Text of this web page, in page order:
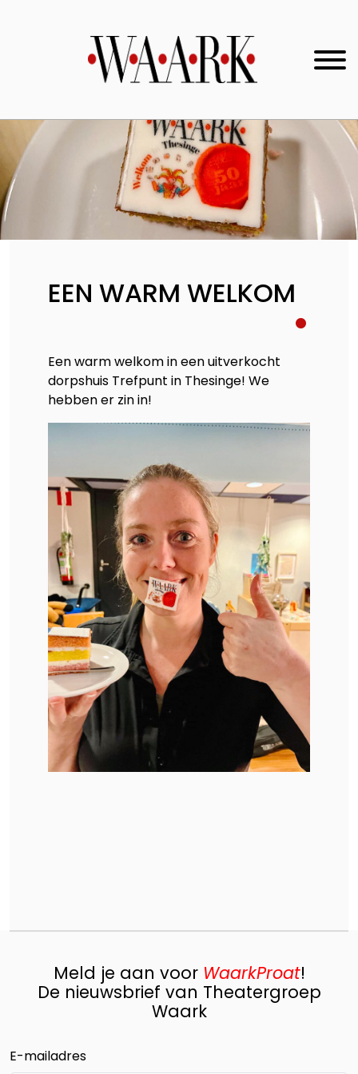
EEN WARM WELKOM
Een warm welkom in een uitverkocht
dorpshuis Trefpunt in Thesinge! We
hebben er zin in!
Meld je aan voor WaarkProat!
De nieuwsbrief van Theatergroep
Waark
E-mailadres